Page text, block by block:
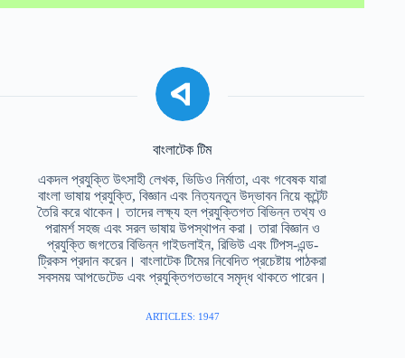
বাংলাটেক টিম
একদল প্রযুক্তি উৎসাহী লেখক, ভিডিও নির্মাতা, এবং গবেষক যারা
বাংলা ভাষায় প্রযুক্তি, বিজ্ঞান এবং নিত্যনতুন উদ্ভাবন নিয়ে কন্টেন্ট
তৈরি করে থাকেন। তাদের লক্ষ্য হল প্রযুক্তিগত বিভিন্ন তথ্য ও
পরামর্শ সহজ এবং সরল ভাষায় উপস্থাপন করা। তারা বিজ্ঞান ও
প্রযুক্তি জগতের বিভিন্ন গাইডলাইন, রিভিউ এবং টিপস-এন্ড-
ট্রিকস প্রদান করেন। বাংলাটেক টিমের নিবেদিত প্রচেষ্টায় পাঠকরা
সবসময় আপডেটেড এবং প্রযুক্তিগতভাবে সমৃদ্ধ থাকতে পারেন।
ARTICLES: 1947